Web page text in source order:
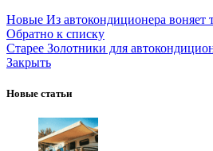
Новые Из автокондиционера воняет
Обратно к списку
Старее Золотники для
Закрыть
Новые статьи